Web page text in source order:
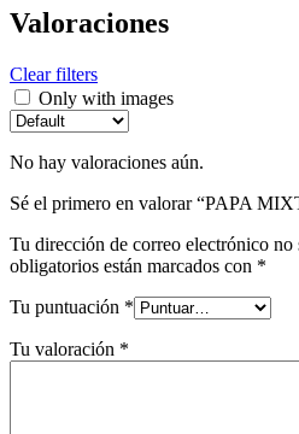
Valoraciones
Clear filters
Only with images
No hay valoraciones aún.
Sé el primero en valorar “PAPA
Tu dirección de correo electrónico no
obligatorios están marcados con *
Tu puntuación *
Tu valoración *